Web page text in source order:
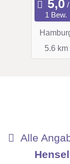
&
1 Bew.
5.6 km
Alle